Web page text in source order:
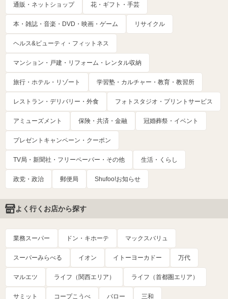
通販・ネットショップ 花・ギフト・手芸
本・雑誌・音楽・DVD・映画・ゲーム リサイクル
ヘルス&ビューティ・フィットネス
マンション・戸建・リフォーム・レンタル収納
旅行・ホテル・リゾート 学習塾・カルチャー・教育・教習所
レストラン・デリバリー・外食 フォトスタジオ・プリントサービス
アミューズメント 保険・共済・金融 冠婚葬祭・イベント
プレゼントキャンペーン・クーポン
TV局・新聞社・フリーペーパー・その他 生活・くらし
政党・政治 郵便局 Shufoo!お知らせ
よく行くお店から探す
業務スーパー ドン・キホーテ マックスバリュ
スーパーみらべる イオン イトーヨーカドー 万代
マルエツ ライフ（関西エリア） ライフ（首都圏エリア）
サミット コープこうべ バロー 三和